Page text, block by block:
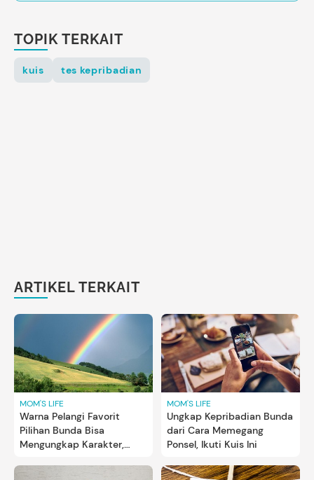
TOPIK TERKAIT
kuis tes kepribadian
ARTIKEL TERKAIT
MOM'S LIFE
Warna Pelangi Favorit
Pilihan Bunda Bisa
Mengungkap Karakter,
MOM'S LIFE
Ungkap Kepribadian Bunda
dari Cara Memegang
Ponsel, Ikuti Kuis Ini